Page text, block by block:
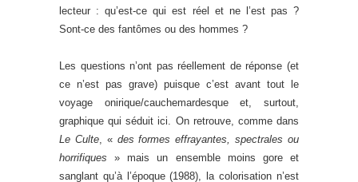
lecteur : qu’est-ce qui est réel et ne l’est pas ?
Sont-ce des fantômes ou des hommes ?
Les questions n’ont pas réellement de réponse (et
ce n’est pas grave) puisque c’est avant tout le
voyage onirique/cauchemardesque et, surtout,
graphique qui séduit ici. On retrouve, comme dans
Le Culte, « des formes effrayantes, spectrales ou
horrifiques » mais un ensemble moins gore et
sanglant qu’à l’époque (1988), la colorisation n’est